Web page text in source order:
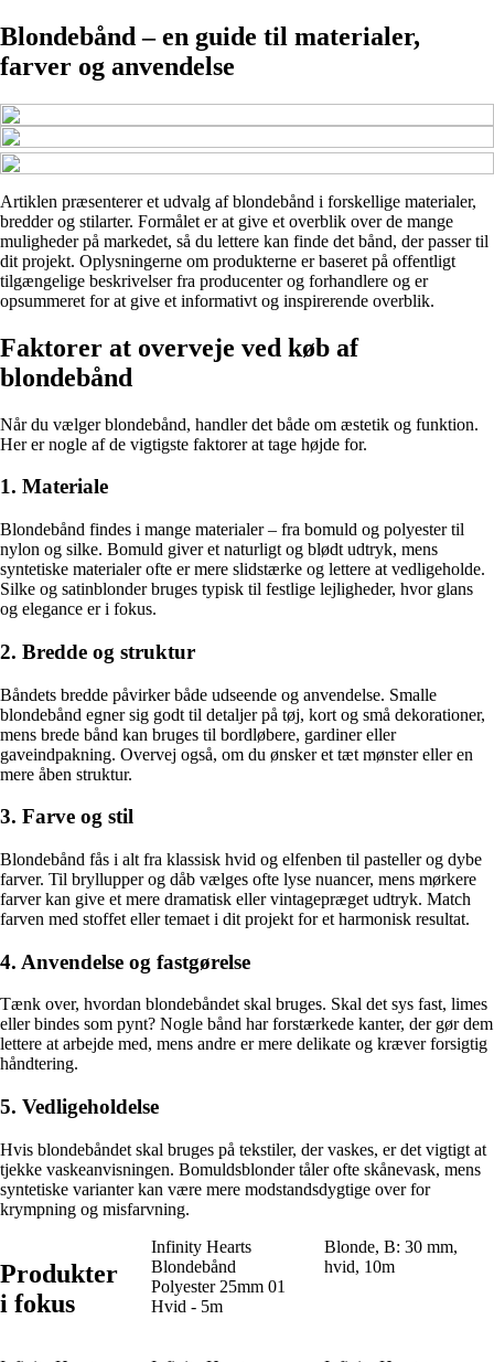
Blondebånd – en guide til materialer,
farver og anvendelse
Artiklen præsenterer et udvalg af blondebånd i forskellige materialer,
bredder og stilarter. Formålet er at give et overblik over de mange
muligheder på markedet, så du lettere kan finde det bånd, der passer til
dit projekt. Oplysningerne om produkterne er baseret på offentligt
tilgængelige beskrivelser fra producenter og forhandlere og er
opsummeret for at give et informativt og inspirerende overblik.
Faktorer at overveje ved køb af
blondebånd
Når du vælger blondebånd, handler det både om æstetik og funktion.
Her er nogle af de vigtigste faktorer at tage højde for.
1. Materiale
Blondebånd findes i mange materialer – fra bomuld og polyester til
nylon og silke. Bomuld giver et naturligt og blødt udtryk, mens
syntetiske materialer ofte er mere slidstærke og lettere at vedligeholde.
Silke og satinblonder bruges typisk til festlige lejligheder, hvor glans
og elegance er i fokus.
2. Bredde og struktur
Båndets bredde påvirker både udseende og anvendelse. Smalle
blondebånd egner sig godt til detaljer på tøj, kort og små dekorationer,
mens brede bånd kan bruges til bordløbere, gardiner eller
gaveindpakning. Overvej også, om du ønsker et tæt mønster eller en
mere åben struktur.
3. Farve og stil
Blondebånd fås i alt fra klassisk hvid og elfenben til pasteller og dybe
farver. Til bryllupper og dåb vælges ofte lyse nuancer, mens mørkere
farver kan give et mere dramatisk eller vintagepræget udtryk. Match
farven med stoffet eller temaet i dit projekt for et harmonisk resultat.
4. Anvendelse og fastgørelse
Tænk over, hvordan blondebåndet skal bruges. Skal det sys fast, limes
eller bindes som pynt? Nogle bånd har forstærkede kanter, der gør dem
lettere at arbejde med, mens andre er mere delikate og kræver forsigtig
håndtering.
5. Vedligeholdelse
Hvis blondebåndet skal bruges på tekstiler, der vaskes, er det vigtigt at
tjekke vaskeanvisningen. Bomuldsblonder tåler ofte skånevask, mens
syntetiske varianter kan være mere modstandsdygtige over for
krympning og misfarvning.
Produkter
i fokus
Infinity Hearts
Blondebånd
Polyester 25mm 01
Hvid - 5m
Blonde, B: 30 mm,
hvid, 10m